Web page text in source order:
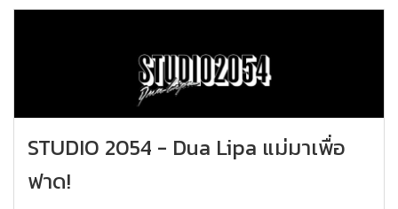
STUDIO 2054 - Dua Lipa แม่มาเพื่อ
ฟาด!